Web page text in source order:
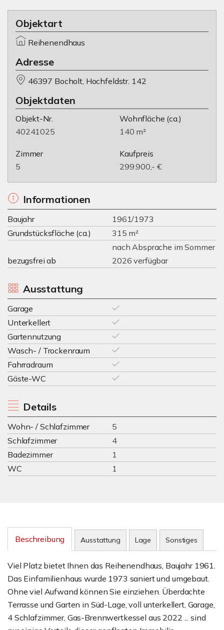
Objektart
Reihenendhaus
Adresse
46397 Bocholt, Hochfeldstr. 142
Objektdaten
Objekt-Nr.
40241025
Wohnfläche (ca.)
140 m²
Zimmer
5
Kaufpreis
299.900,- €
Informationen
Baujahr
1961/1973
Grundstücksfläche (ca.)
315 m²
bezugsfrei ab
nach Absprache im Sommer
2026 verfügbar
Ausstattung
Garage
Unterkellert
Gartennutzung
Wasch- / Trockenraum
Fahrradraum
Gäste-WC
Details
Wohn- / Schlafzimmer
5
Schlafzimmer
4
Badezimmer
1
WC
1
Beschreibung Ausstattung Lage Sonstiges
Viel Platz bietet Ihnen das Reihenendhaus, Baujahr 1961.
Das Einfamilienhaus wurde 1973 saniert und umgebaut.
Ohne viel Aufwand können Sie einziehen. Überdachte
Terrasse und Garten in Süd-Lage, voll unterkellert, Garage,
4 Schlafzimmer, Gas-Brennwertkessel aus 2022 ... sind